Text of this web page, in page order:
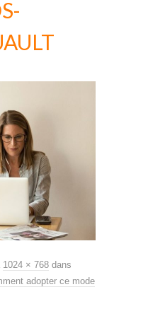
1024 × 768 dans
adopter ce mode